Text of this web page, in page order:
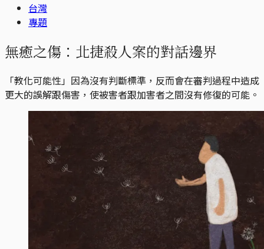
台灣
專題
無癒之傷：北捷殺人案的對話邊界
「教化可能性」因為沒有判斷標準，反而會在審判過程中造成
更大的誤解跟傷害，使被害者跟加害者之間沒有修復的可能。